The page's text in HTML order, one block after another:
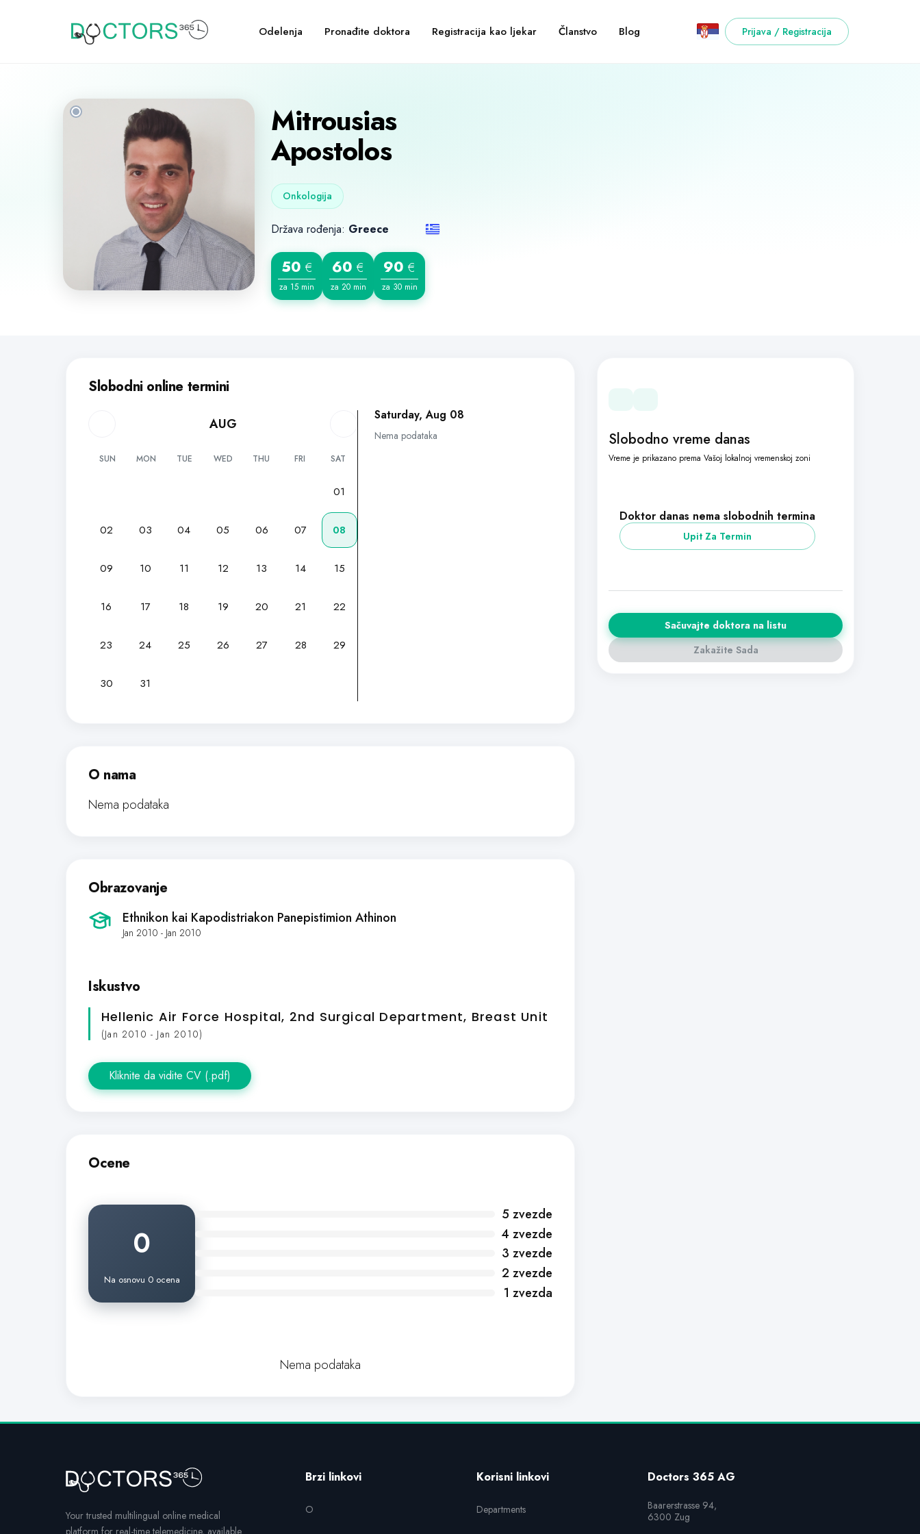
Odelenja Pronađite doktora Registracija kao ljekar Članstvo Blog Prijava / Registracija
Mitrousias
Apostolos
Onkologija
Država rođenja: Greece
50 €
za 15 min
60 €
za 20 min
90 €
za 30 min
Slobodni online termini
AUG
SUN MON TUE WED THU FRI SAT
01
02 03 04 05 06 07 08
09 10 11 12 13 14 15
16 17 18 19 20 21 22
23 24 25 26 27 28 29
30 31
Saturday, Aug 08
Nema podataka
O nama
Nema podataka
Obrazovanje
Ethnikon kai Kapodistriakon Panepistimion Athinon
Jan 2010 - Jan 2010
Iskustvo
Hellenic Air Force Hospital, 2nd Surgical Department, Breast Unit
(Jan 2010 - Jan 2010)
Kliknite da vidite CV (.pdf)
Ocene
0
Na osnovu 0 ocena
5 zvezde
4 zvezde
3 zvezde
2 zvezde
1 zvezda
Nema podataka
Slobodno vreme danas
Vreme je prikazano prema Vašoj lokalnoj vremenskoj zoni
Doktor danas nema slobodnih termina
Upit Za Termin
Sačuvajte doktora na listu
Zakažite Sada
Your trusted multilingual online medical
platform for real-time telemedicine, available
Brzi linkovi
O
Korisni linkovi
Departments
Doctors 365 AG
Baarerstrasse 94,
6300 Zug